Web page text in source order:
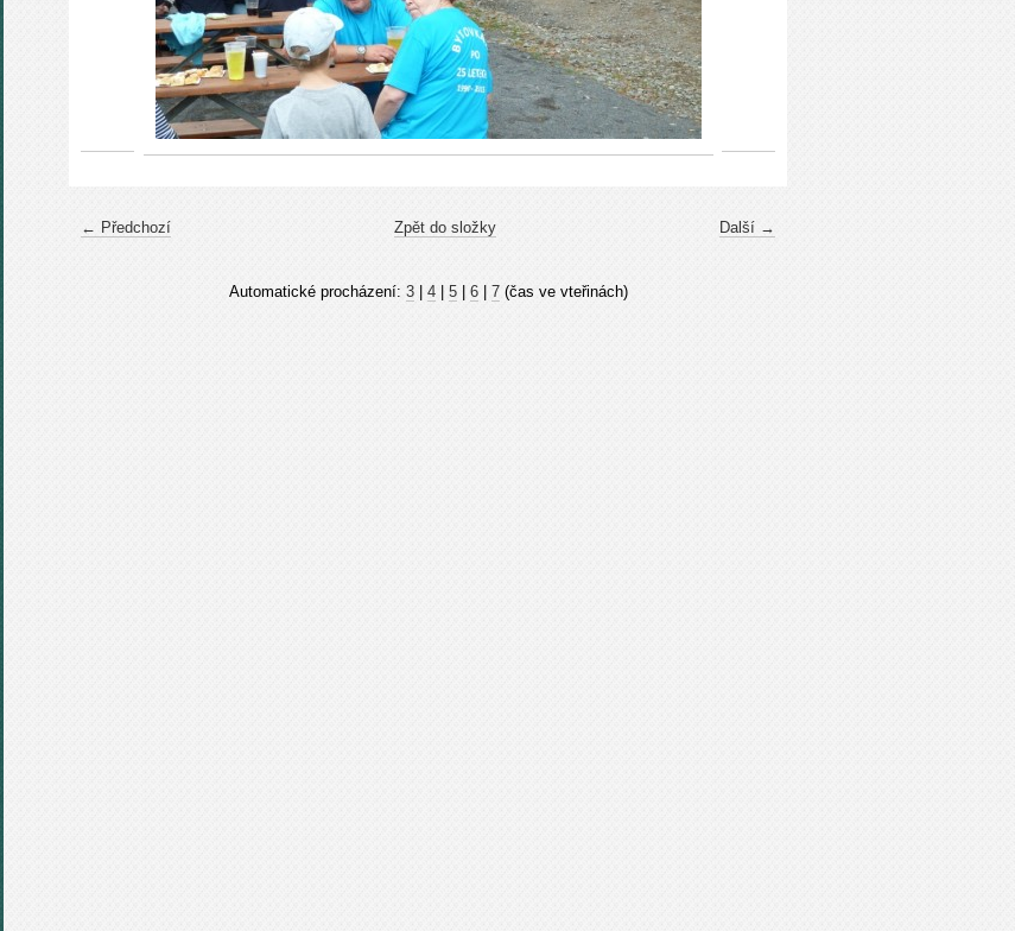
← Předchozí Další →
Zpět do složky
Automatické procházení: 3| 4| 5| 6| 7(čas ve vteřinách)